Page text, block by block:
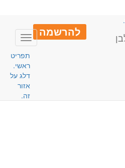
להרשמה
Toggle
תפריט
ראשי.
דלג על
אזור
זה.